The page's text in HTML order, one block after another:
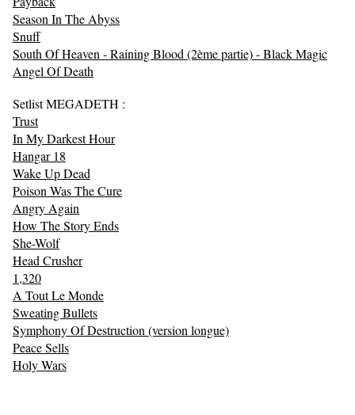
Season In The Abyss
Snuff
South Of Heaven - Raining Blood (2ème partie) - Black Magic
Angel Of Death
Setlist MEGADETH :
Trust
In My Darkest Hour
Hangar 18
Wake Up Dead
Poison Was The Cure
Angry Again
How The Story Ends
She-Wolf
Head Crusher
1,320
A Tout Le Monde
Sweating Bullets
Symphony Of Destruction (version longue)
Peace Sells
Holy Wars